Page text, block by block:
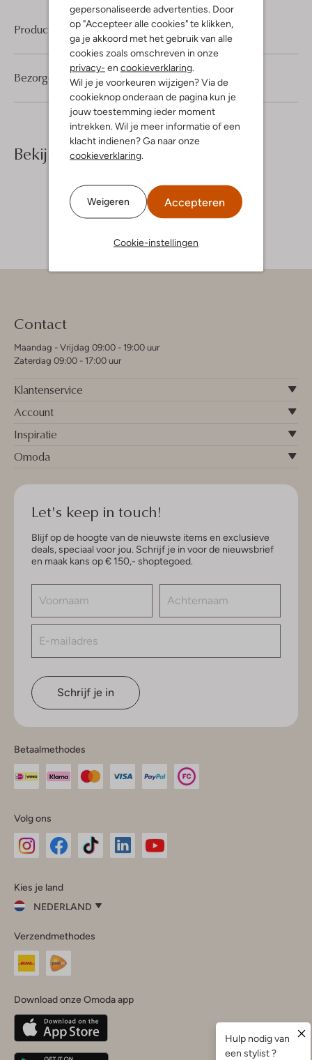
gepersonaliseerde advertenties. Door
op "Accepteer alle cookies" te klikken,
ga je akkoord met het gebruik van alle
cookies zoals omschreven in onze
privacy- en cookieverklaring
Wil je je voorkeuren wijzigen? Via de
cookieknop onderaan de pagina kun je
jouw toestemming ieder moment
intrekken. Wil je meer informatie of een
klacht indienen? Ga naar onze
cookieverklaring
Weigeren Accepteren
Cookie-instellingen
Product informatie
Bezorgen & retourneren
Bekijk meer
Contact
Maandag - Vrijdag 09:00 - 19:00 uur
Zaterdag 09:00 - 17:00 uur
Klantenservice
Account
Inspiratie
Omoda
Let's keep in touch!
Blijf op de hoogte van de nieuwste items en exclusieve
deals, speciaal voor jou. Schrijf je in voor de nieuwsbrief
en maak kans op € 150,- shoptegoed.
Schrijf je in
Betaalmethodes
Volg ons
InstagramFacebook
Kies je land
NEDERLAND
je
land
Nederland
Belgique(Français)
Deutschland
Verzendmethodes
Download onze Omoda app